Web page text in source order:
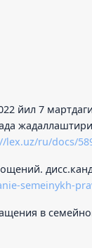
йил 7
lex.uz/ru/docs/
semeinykh-
в